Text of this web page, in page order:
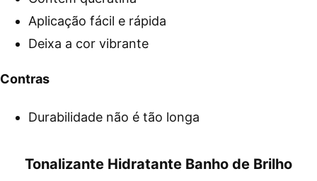
Aplicação fácil e rápida
Deixa a cor vibrante
Contras
Durabilidade não é tão longa
Tonalizante Hidratante Banho de Brilho